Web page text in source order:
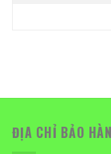
ĐỊA CHỈ BẢO